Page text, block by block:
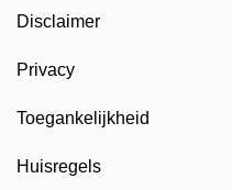
Disclaimer
Privacy
Toegankelijkheid
Huisregels